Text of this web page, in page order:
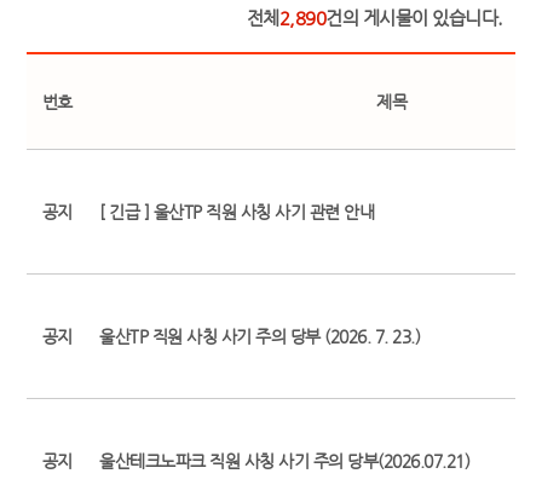
전체 2,890건의 게시물이 있습니다.
번호 제목
공지 [ 긴급 ] 울산TP 직원 사칭 사기 관련 안내
공지 울산TP 직원 사칭 사기 주의 당부 (2026. 7. 23.)
공지 울산테크노파크 직원 사칭 사기 주의 당부(2026.07.21)